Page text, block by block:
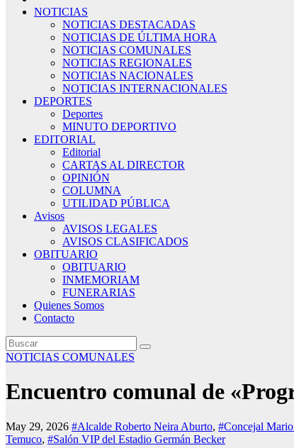
NOTICIAS
NOTICIAS DESTACADAS
NOTICIAS DE ÚLTIMA HORA
NOTICIAS COMUNALES
NOTICIAS REGIONALES
NOTICIAS NACIONALES
NOTICIAS INTERNACIONALES
DEPORTES
Deportes
MINUTO DEPORTIVO
EDITORIAL
Editorial
CARTAS AL DIRECTOR
OPINIÓN
COLUMNA
UTILIDAD PÚBLICA
Avisos
AVISOS LEGALES
AVISOS CLASIFICADOS
OBITUARIO
OBITUARIO
INMEMORIAM
FUNERARIAS
Quienes Somos
Contacto
NOTICIAS COMUNALES
Encuentro comunal de
May 29, 2026 #Alcalde Roberto Neira Aburto, #Concejal
Temuco, #Salón VIP del Estadio Germán Becker